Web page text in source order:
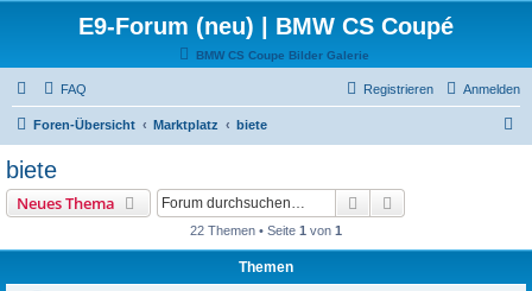
E9-Forum (neu) | BMW CS Coupé
BMW CS Coupe Bilder Galerie
FAQ Anmelden
Registrieren
Foren-Übersicht Marktplatz biete
biete
Neues Thema Suche
22 Themen • Seite 1 von 1
Themen